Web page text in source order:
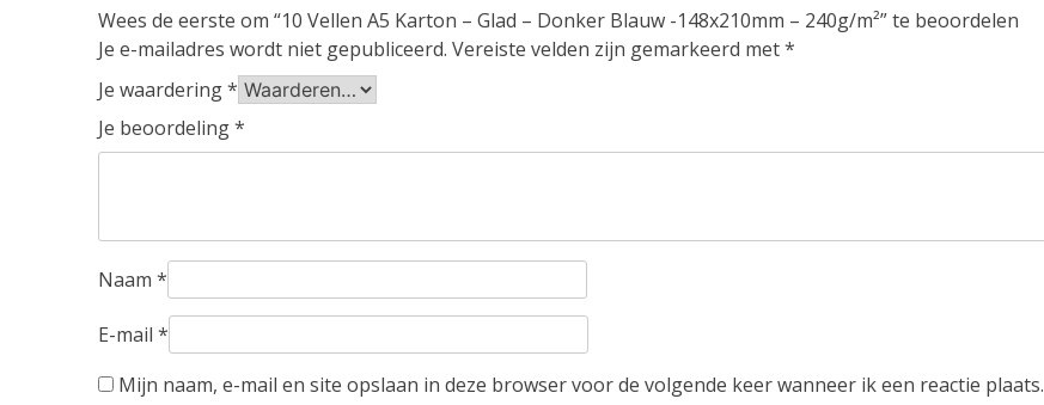
Wees de eerste om “10 Vellen A5 Karton – Glad – Donker Blauw -148x210mm – 240g/m²” te beoordelen
Je e-mailadres wordt niet gepubliceerd. Vereiste velden zijn gemarkeerd met*
Je waardering*
Je beoordeling*
Naam*
E-mail*
Mijn naam, e-mail en site opslaan in deze browser voor de volgende keer wanneer ik een reactie plaats.